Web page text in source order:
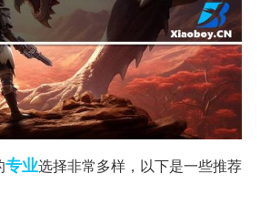
专业选择非常多样，以下是一些推荐